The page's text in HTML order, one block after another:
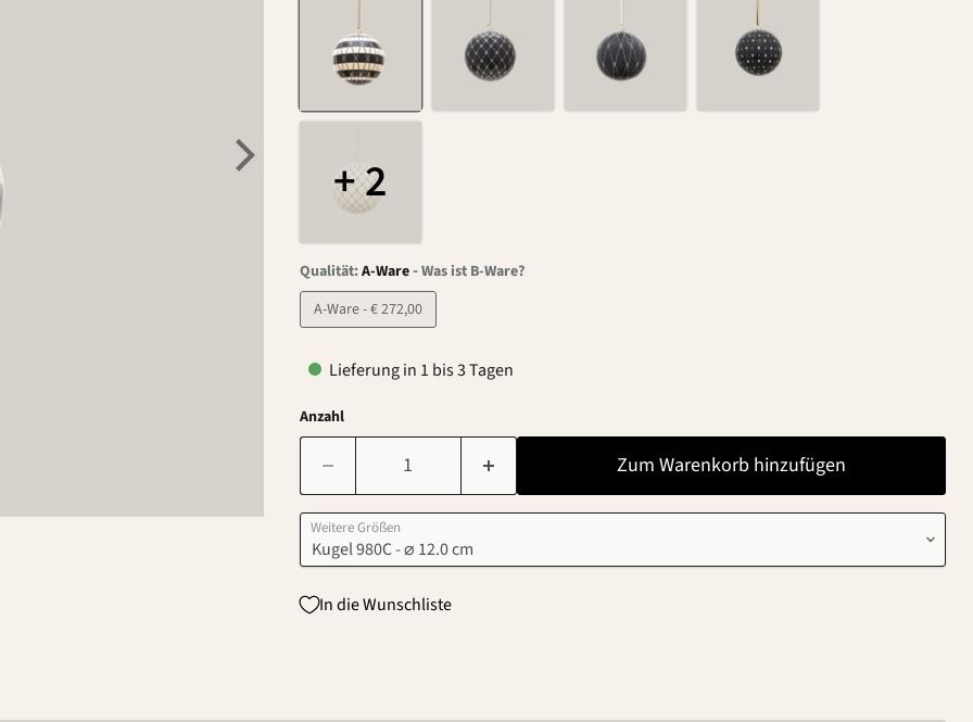
+ 2
Qualität:A-Ware-Was ist B-Ware?
A-Ware - € 272,00
Lieferung in 1 bis 3 Tagen
Anzahl
Zum Warenkorb hinzufügen
Weitere Größen
In die Wunschliste